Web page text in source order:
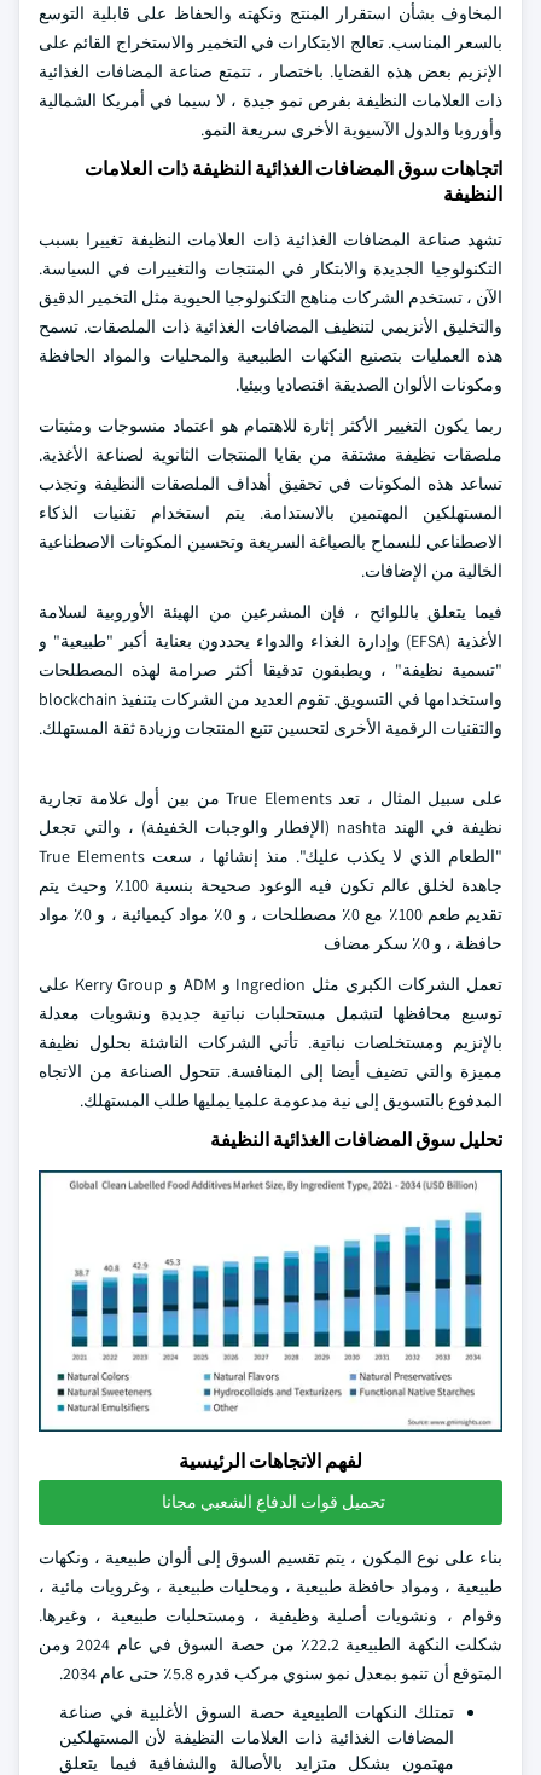
المخاوف بشأن استقرار المنتج ونكهته والحفاظ على قابلية التوسع
بالسعر المناسب. تعالج الابتكارات في التخمير والاستخراج القائم على
الإنزيم بعض هذه القضايا. باختصار ، تتمتع صناعة المضافات الغذائية
ذات العلامات النظيفة بفرص نمو جيدة ، لا سيما في أمريكا الشمالية
وأوروبا والدول الآسيوية الأخرى سريعة النمو.
اتجاهات سوق المضافات الغذائية النظيفة ذات العلامات
النظيفة
تشهد صناعة المضافات الغذائية ذات العلامات النظيفة تغييرا بسبب
التكنولوجيا الجديدة والابتكار في المنتجات والتغييرات في السياسة.
الآن ، تستخدم الشركات مناهج التكنولوجيا الحيوية مثل التخمير الدقيق
والتخليق الأنزيمي لتنظيف المضافات الغذائية ذات الملصقات. تسمح
هذه العمليات بتصنيع النكهات الطبيعية والمحليات والمواد الحافظة
ومكونات الألوان الصديقة اقتصاديا وبيئيا.
ربما يكون التغيير الأكثر إثارة للاهتمام هو اعتماد منسوجات ومثبتات
ملصقات نظيفة مشتقة من بقايا المنتجات الثانوية لصناعة الأغذية.
تساعد هذه المكونات في تحقيق أهداف الملصقات النظيفة وتجذب
المستهلكين المهتمين بالاستدامة. يتم استخدام تقنيات الذكاء
الاصطناعي للسماح بالصياغة السريعة وتحسين المكونات الاصطناعية
الخالية من الإضافات.
فيما يتعلق باللوائح ، فإن المشرعين من الهيئة الأوروبية لسلامة
الأغذية (EFSA) وإدارة الغذاء والدواء يحددون بعناية أكبر "طبيعية" و
"تسمية نظيفة" ، ويطبقون تدقيقا أكثر صرامة لهذه المصطلحات
واستخدامها في التسويق. تقوم العديد من الشركات بتنفيذ blockchain
والتقنيات الرقمية الأخرى لتحسين تتبع المنتجات وزيادة ثقة المستهلك.
على سبيل المثال ، تعد True Elements من بين أول علامة تجارية
نظيفة في الهند nashta (الإفطار والوجبات الخفيفة) ، والتي تجعل
"الطعام الذي لا يكذب عليك". منذ إنشائها ، سعت True Elements
جاهدة لخلق عالم تكون فيه الوعود صحيحة بنسبة 100٪ وحيث يتم
تقديم طعم 100٪ مع 0٪ مصطلحات ، و 0٪ مواد كيميائية ، و 0٪ مواد
حافظة ، و 0٪ سكر مضاف
تعمل الشركات الكبرى مثل Ingredion و ADM و Kerry Group على
توسيع محافظها لتشمل مستحلبات نباتية جديدة ونشويات معدلة
بالإنزيم ومستخلصات نباتية. تأتي الشركات الناشئة بحلول نظيفة
مميزة والتي تضيف أيضا إلى المنافسة. تتحول الصناعة من الاتجاه
المدفوع بالتسويق إلى نية مدعومة علميا يمليها طلب المستهلك.
تحليل سوق المضافات الغذائية النظيفة
لفهم الاتجاهات الرئيسية
تحميل قوات الدفاع الشعبي مجانا
بناء على نوع المكون ، يتم تقسيم السوق إلى ألوان طبيعية ، ونكهات
طبيعية ، ومواد حافظة طبيعية ، ومحليات طبيعية ، وغرويات مائية ،
وقوام ، ونشويات أصلية وظيفية ، ومستحلبات طبيعية ، وغيرها.
شكلت النكهة الطبيعية 22.2٪ من حصة السوق في عام 2024 ومن
المتوقع أن تنمو بمعدل نمو سنوي مركب قدره 5.8٪ حتى عام 2034.
تمتلك النكهات الطبيعية حصة السوق الأغلبية في صناعة
المضافات الغذائية ذات العلامات النظيفة لأن المستهلكين
مهتمون بشكل متزايد بالأصالة والشفافية فيما يتعلق